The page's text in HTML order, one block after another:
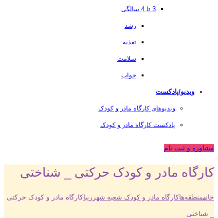
3 تا 4 سالگی
رشد
تغذیه
سلامت
خواب
ویدیو/پادکست
ویدیوهای کارگاه مادر و کودک
پادکست کارگاه مادر و کودک
مشاوره و ثبت نام
کارگاه مادر و کودک حرکتی _ شناختی
خانهمنطقه‌هاکارگاه مادر و کودک شعبه شهرزیباکارگاه مادر و کودک حرکتی
_ شناختی